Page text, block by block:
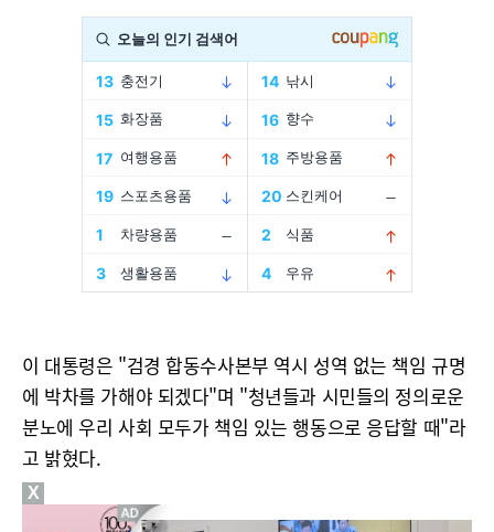
이 대통령은 "검경 합동수사본부 역시 성역 없는 책임 규명
에 박차를 가해야 되겠다"며 "청년들과 시민들의 정의로운
분노에 우리 사회 모두가 책임 있는 행동으로 응답할 때"라
고 밝혔다.
X